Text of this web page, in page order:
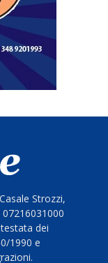
Strozzi,
dei
1990 e